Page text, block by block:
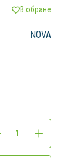
В обране
NOVA